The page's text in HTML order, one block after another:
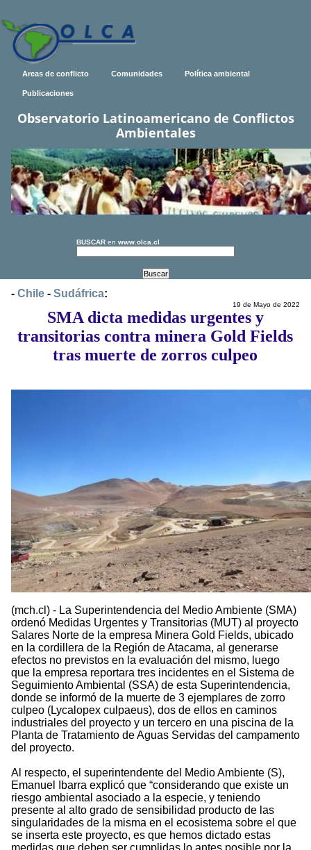
Areas de conflicto Comunidades Política ambiental
Publicaciones
Observatorio Latinoamericano de Conflictos
Ambientales
BUSCAR en www.olca.cl
- Chile - Sudáfrica:
19 de Mayo de 2022
SMA dicta medidas urgentes y
transitorias contra minera Gold Fields
tras muerte de zorros culpeo
(mch.cl) - La Superintendencia del Medio Ambiente (SMA)
ordenó Medidas Urgentes y Transitorias (MUT) al proyecto
Salares Norte de la empresa Minera Gold Fields, ubicado
en la cordillera de la Región de Atacama, al generarse
efectos no previstos en la evaluación del mismo, luego
que la empresa reportara tres incidentes en el Sistema de
Seguimiento Ambiental (SSA) de esta Superintendencia,
donde se informó de la muerte de 3 ejemplares de zorro
culpeo (Lycalopex culpaeus), dos de ellos en caminos
industriales del proyecto y un tercero en una piscina de la
Planta de Tratamiento de Aguas Servidas del campamento
del proyecto.
Al respecto, el superintendente del Medio Ambiente (S),
Emanuel Ibarra explicó que “considerando que existe un
riesgo ambiental asociado a la especie, y teniendo
presente al alto grado de sensibilidad producto de las
singularidades de la misma en el ecosistema sobre el que
se inserta este proyecto, es que hemos dictado estas